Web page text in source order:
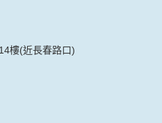
識別資料，本網站也可以從商
取得您的姓名、電話、住址、
期、性別、行業等相關資料，
名、電話、住址、身份證字
、行業等相關資料，當您註冊
，本網站即取得您的資料。
瀏覽或查詢時，伺服器自行產
樓(近長春路口)